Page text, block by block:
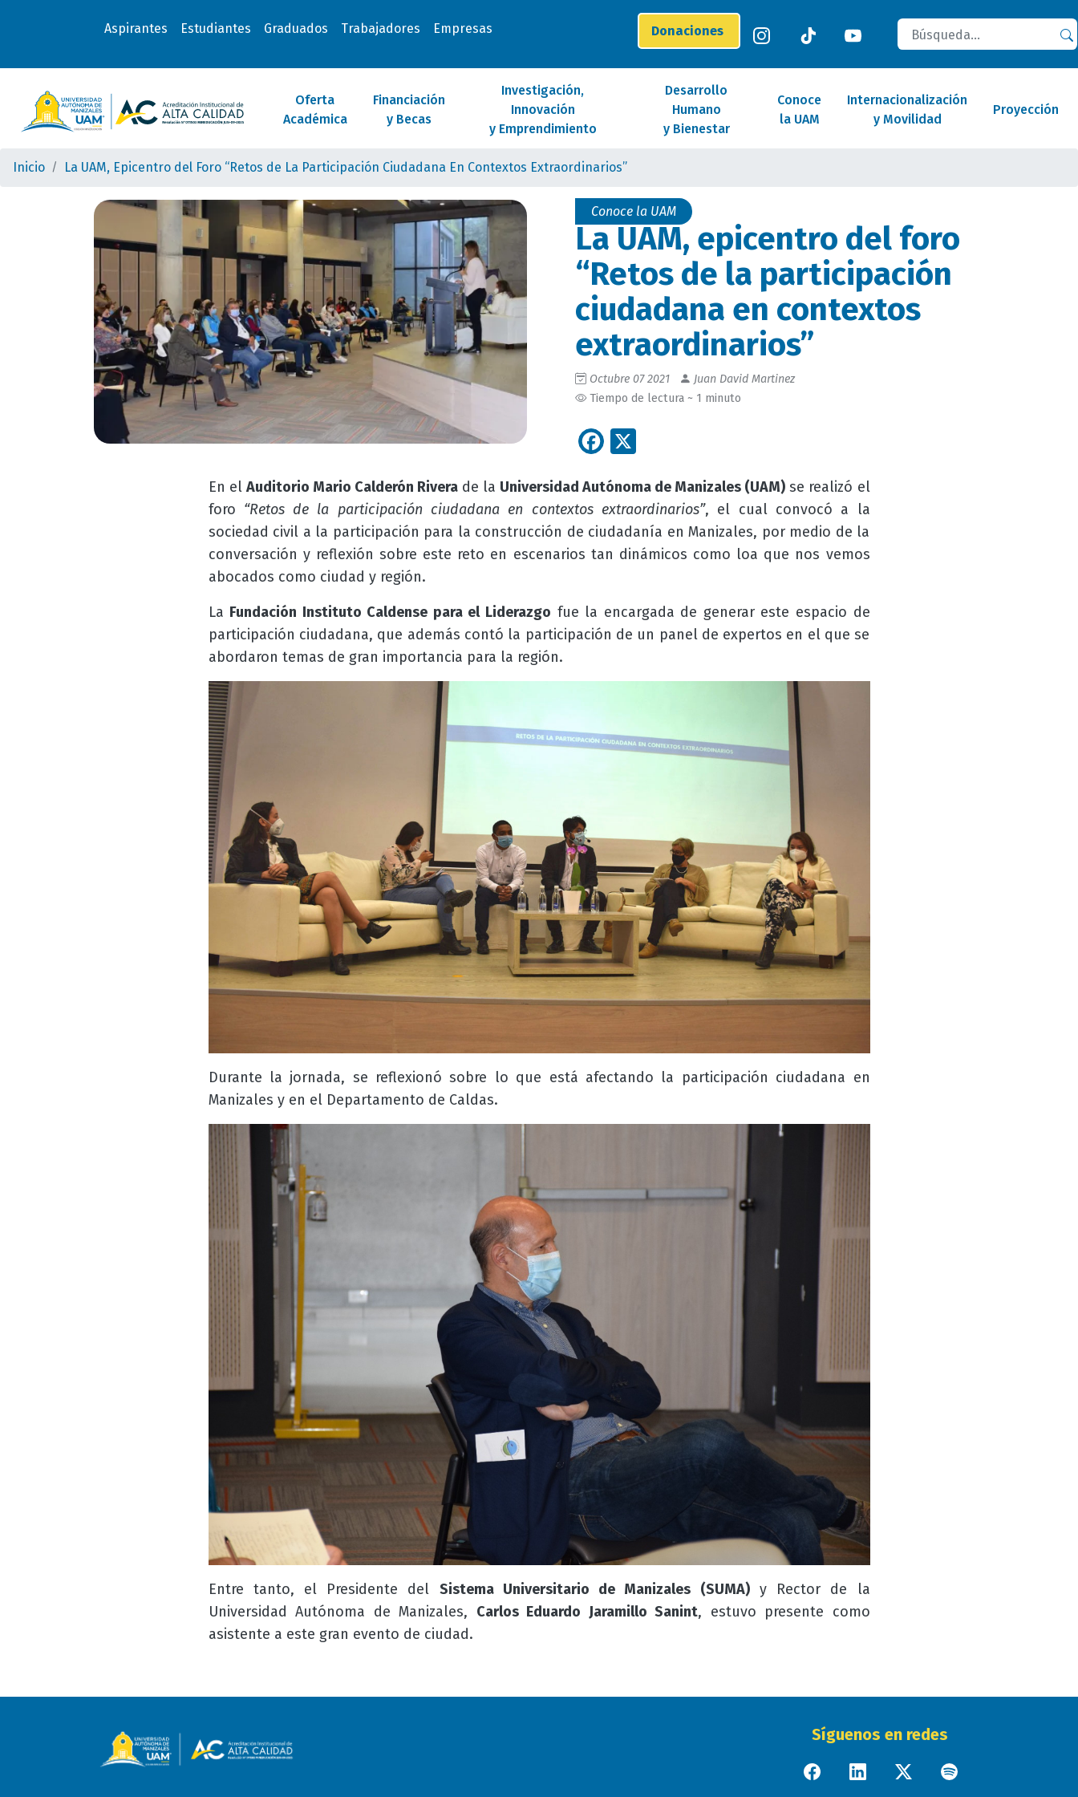
Aspirantes Estudiantes Graduados Trabajadores Empresas Donaciones
Buscar
Oferta
Académica
Financiación
y Becas
Investigación,
Innovación
y Emprendimiento
Desarrollo
Humano
y Bienestar
Conoce
la UAM
Internacionalización
y Movilidad
Proyección
Inicio La UAM, Epicentro del Foro “Retos de La Participación Ciudadana En Contextos Extraordinarios”
Conoce la UAM
La UAM, epicentro del foro
“Retos de la participación
ciudadana en contextos
extraordinarios”
Octubre 07 2021
Juan David Martinez
Tiempo de lectura ~ 1 minuto
Facebook
En el Auditorio Mario Calderón Riverade la Universidad Autónoma de Manizales (UAM) se realizó el
foro “Retos de la participación ciudadana en contextos extraordinarios”, el cual convocó a la
sociedad civil a la participación para la construcción de ciudadanía en Manizales, por medio de la
conversación y reflexión sobre este reto en escenarios tan dinámicos como loa que nos vemos
abocados como ciudad y región.
La Fundación Instituto Caldense para el Liderazgo fue la encargada de generar este espacio de
participación ciudadana, que además contó la participación de un panel de expertos en el que se
abordaron temas de gran importancia para la región.
Durante la jornada, se reflexionó sobre lo que está afectando la participación ciudadana en
Manizales y en el Departamento de Caldas.
Entre tanto, el Presidente del Sistema Universitario de Manizales (SUMA)y Rector de la
Universidad Autónoma de Manizales, Carlos Eduardo Jaramillo Sanint, estuvo presente como
asistente a este gran evento de ciudad.
Síguenos en redes